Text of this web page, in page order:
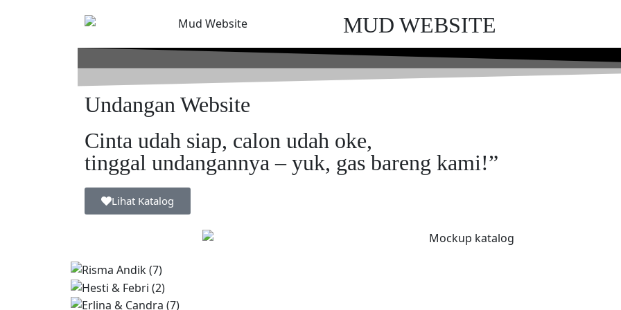
MUD WEBSITE
Undangan Website
Cinta udah siap, calon udah oke,
tinggal undangannya – yuk, gas bareng kami!”
Lihat Katalog